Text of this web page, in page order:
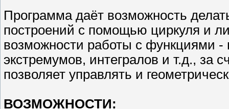
Программа даёт возможность
построений с помощью циркуля и
возможности работы с функциями -
экстремумов, интегралов и т.д., за
позволяет управлять и
ВОЗМОЖНОСТИ: